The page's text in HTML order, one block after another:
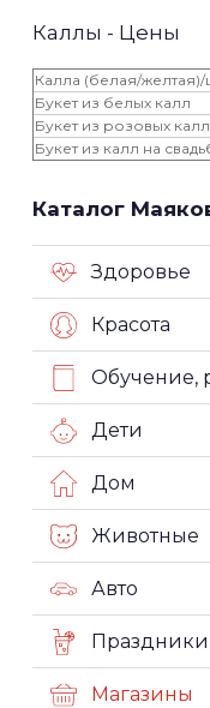
Каллы - Цены
Калла (белая/желтая)/
Букет из белых калл
Букет из розовых калл
Букет из калл на
Каталог
Здоровье
Красота
Обучение,
Дети
Дом
Животные
Авто
Праздники
Магазины